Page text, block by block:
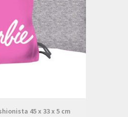
45 x 33 x 5 cm